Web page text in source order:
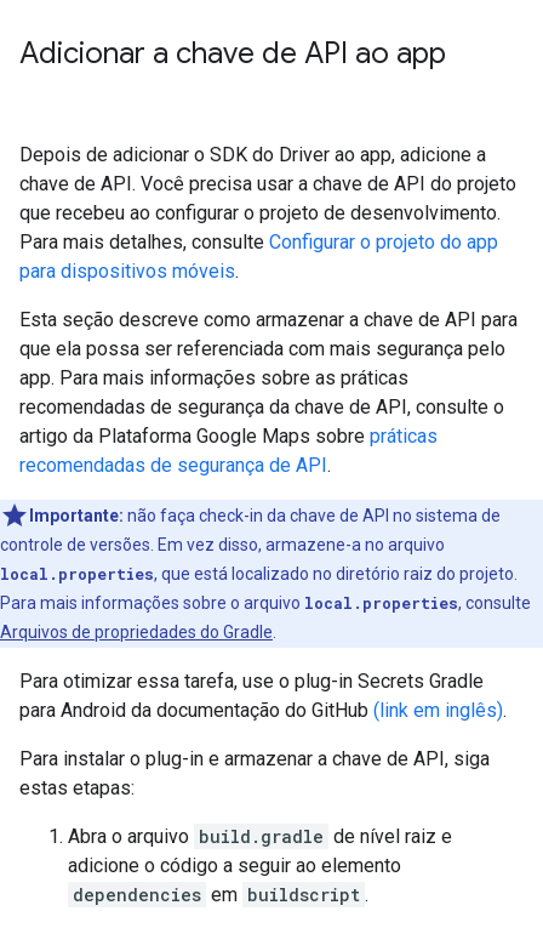
Adicionar a chave de API ao app
Depois de adicionar o SDK do Driver ao app, adicione a
chave de API. Você precisa usar a chave de API do projeto
que recebeu ao configurar o projeto de desenvolvimento.
Para mais detalhes, consulte Configurar o projeto do app
para dispositivos móveis.
Esta seção descreve como armazenar a chave de API para
que ela possa ser referenciada com mais segurança pelo
app. Para mais informações sobre as práticas
recomendadas de segurança da chave de API, consulte o
artigo da Plataforma Google Maps sobre práticas
recomendadas de segurança de API.
Importante: não faça check-in da chave de API no sistema de
controle de versões. Em vez disso, armazene-a no arquivo
local.properties, que está localizado no diretório raiz do projeto.
Para mais informações sobre o arquivo local.properties, consulte
Arquivos de propriedades do Gradle
Para otimizar essa tarefa, use o plug-in Secrets Gradle
para Android da documentação do GitHub (link em inglês).
Para instalar o plug-in e armazenar a chave de API, siga
estas etapas:
Abra o arquivo build.gradle de nível raiz e
adicione o código a seguir ao elemento
dependencies em buildscript .